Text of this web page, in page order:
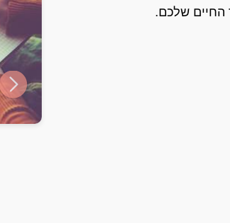
החיים שלכם.